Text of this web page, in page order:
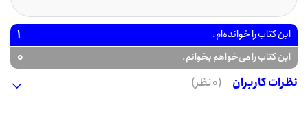
این کتاب را خوانده‌ام. 1
این کتاب را می‌خواهم بخوانم.
0
نظرات کاربران
(0 نظر)